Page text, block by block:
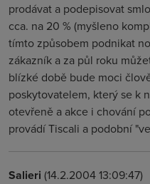
prodávat a podepisovat
cca. na 20 % (myšleno
tímto způsobem podnikat
zákazník a za půl roku
blízké době bude moci
poskytovatelem, který se k
otevřeně a akce i chování
provádí Tiscali a podobní
Salieri (14.2.2004 13:09:47)